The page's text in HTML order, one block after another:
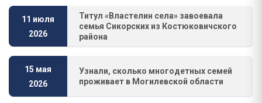
11 июля
2026
Титул «Властелин села» завоевала
семья Сикорских из Костюковичского
района
15 мая
2026
Узнали, сколько многодетных семей
проживает в Могилевской области